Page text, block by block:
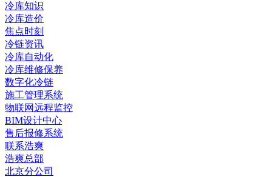
冷库知识
冷库造价
焦点时刻
冷链资讯
冷库自动化
冷库维修保养
数字化冷链
施工管理系统
物联网远程监控
BIM设计中心
售后报修系统
联系浩爽
浩爽总部
北京分公司